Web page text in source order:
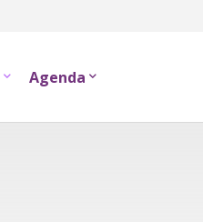
Agenda